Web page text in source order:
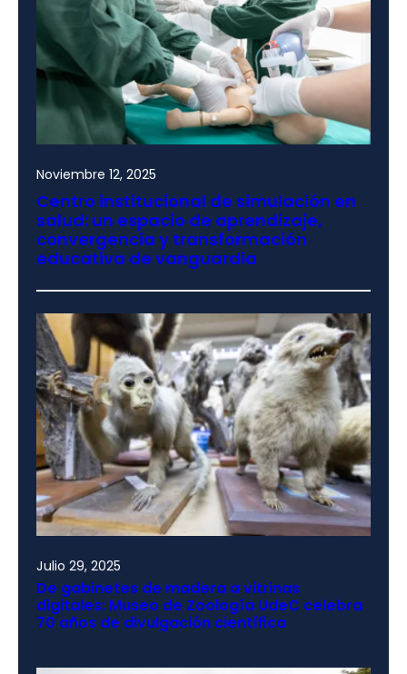
Noviembre 12, 2025
Centro institucional de simulación en
salud: un espacio de aprendizaje,
convergencia y transformación
educativa de vanguardia
Julio 29, 2025
De gabinetes de madera a vitrinas
digitales: Museo de Zoología UdeC celebra
70 años de divulgación científica